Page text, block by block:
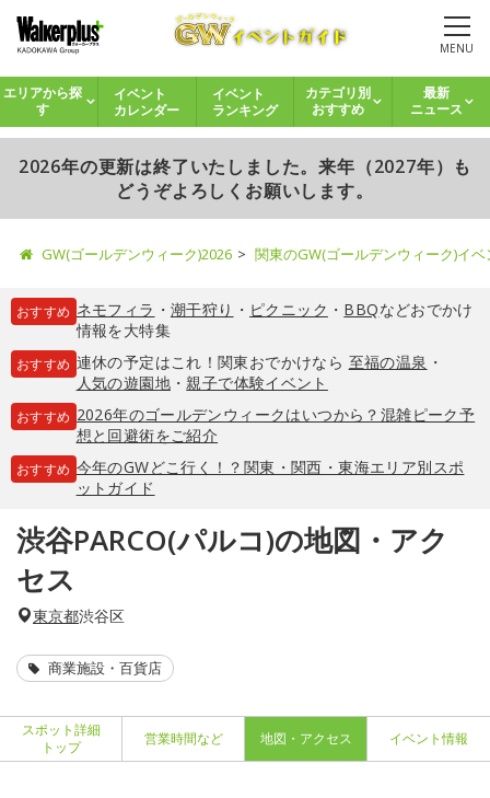
MENU
エリアから探
す
イベント
カレンダー
イベント
ランキング
カテゴリ別
おすすめ
最新
ニュース
2026年の更新は終了いたしました。来年（2027年）も
どうぞよろしくお願いします。
GW(ゴールデンウィーク)2026 関東のGW(ゴールデンウィーク)イ
おすすめ ネモフィラ ・ 潮干狩り ・ ピクニック ・ BBQなどおでかけ
情報を大特集
おすすめ 連休の予定はこれ！関東おでかけなら 至福の温泉 ・
人気の遊園地・親子で体験イベント
おすすめ 2026年のゴールデンウィークはいつから？混雑ピーク予
想と回避術をご紹介
おすすめ 今年のGWどこ行く！？関東・関西・東海エリア別スポ
ットガイド
渋谷PARCO(パルコ)の地図・アク
セス
東京都渋谷区
商業施設・百貨店
スポット詳細
トップ
営業時間など 地図・アクセス イベント情報